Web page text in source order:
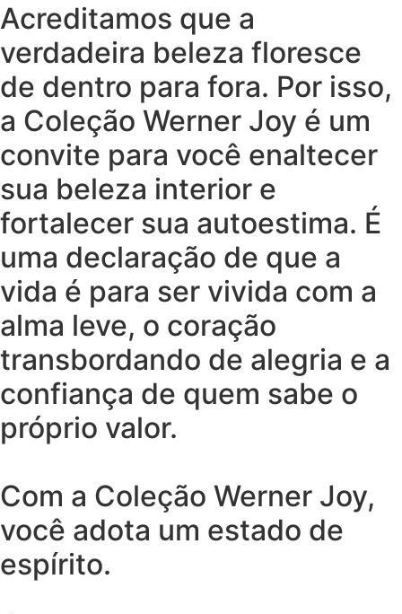
Acreditamos que a
verdadeira beleza floresce
de dentro para fora. Por isso,
a Coleção Werner Joy é um
convite para você enaltecer
sua beleza interior e
fortalecer sua autoestima. É
uma declaração de que a
vida é para ser vivida com a
alma leve, o coração
transbordando de alegria e a
confiança de quem sabe o
próprio valor.
Com a Coleção Werner Joy,
você adota um estado de
espírito.